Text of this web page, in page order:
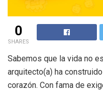
0
SHARES
Sabemos que la vida no
arquitecto(a) ha
corazón. Con fama de